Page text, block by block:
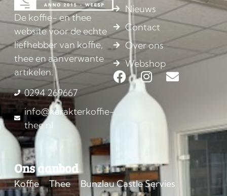
De koffie- en thee
website voor de echte
liefhebber van koffie,
thee en aanverwante
artikelen.
0294 269667
info@karakterkoffie-
thee.nl
Nieuws
Contact
Over ons
Webshop
Ons aanbod
Koffie Thee
Bunzlau Castle Servies